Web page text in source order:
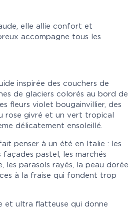
elle allie confort et
accompagne tous les
inspirée des couchers de
de glaciers colorés au bord de
fleurs violet bougainvillier, des
rose givré et un vert tropical
délicatement ensoleillé.
penser à un été en Italie : les
pastel, les marchés
les parasols rayés, la peau dorée
à la fraise qui fondent trop
et ultra flatteuse qui donne